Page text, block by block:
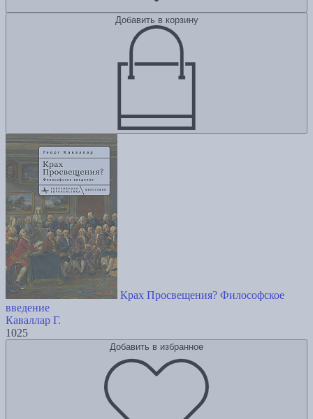
Добавить в корзину
Крах Просвещения? Философское
введение
Каваллар Г.
1025
Добавить в избранное